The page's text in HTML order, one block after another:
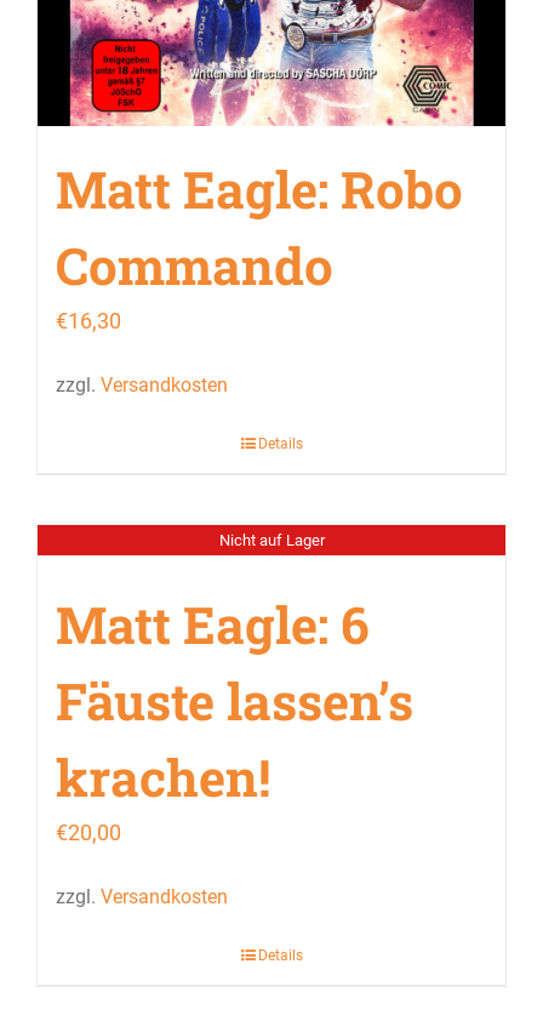
Matt Eagle: Robo
Commando
€16,30
zzgl. Versandkosten
Details
Nicht auf Lager
Matt Eagle: 6
Fäuste lassen’s
krachen!
€20,00
zzgl. Versandkosten
Details